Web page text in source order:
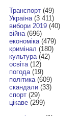
Транспорт(49)
Україна(3 411)
вибори 2019(40)
війна(696)
економіка(479)
кримінал (180)
культура(42)
освіта(12)
погода(19)
політика(609)
скандали(33)
спорт(29)
цікаве(299)